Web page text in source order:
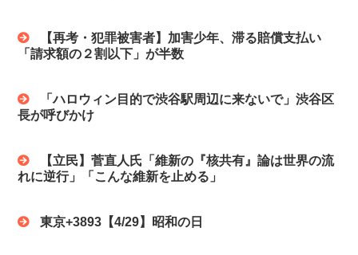
「請求額の２割以下」が半数
長が呼びかけ
れに逆行」「こんな維新を止める」
東京+3893【4/29】昭和の日